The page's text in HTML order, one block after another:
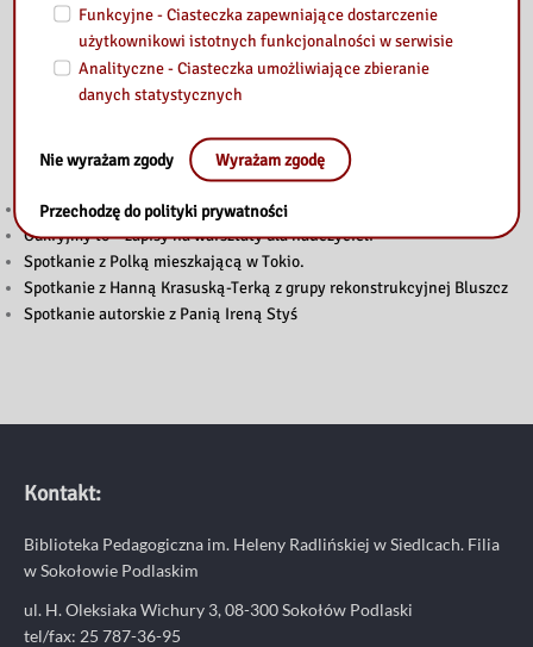
Przeczytaj
Głosuj w Budżecie Obywatelskim Mazowsza 2026!
Odkryjmy to – zapisy na warsztaty dla nauczycieli
Spotkanie z Polką mieszkającą w Tokio.
Spotkanie z Hanną Krasuską-Terką z grupy rekonstrukcyjnej Bluszcz
Spotkanie autorskie z Panią Ireną Styś
Kontakt:
Biblioteka Pedagogiczna im. Heleny Radlińskiej w Siedlcach. Filia
w Sokołowie Podlaskim
ul. H. Oleksiaka Wichury 3, 08-300 Sokołów Podlaski
tel/fax: 25 787-36-95
Funkcyjne - Ciasteczka zapewniające dostarczenie
użytkownikowi istotnych funkcjonalności w serwisie
Analityczne - Ciasteczka umożliwiające zbieranie
danych statystycznych
Nie wyrażam zgody Wyrażam zgodę
Przechodzę do polityki prywatności